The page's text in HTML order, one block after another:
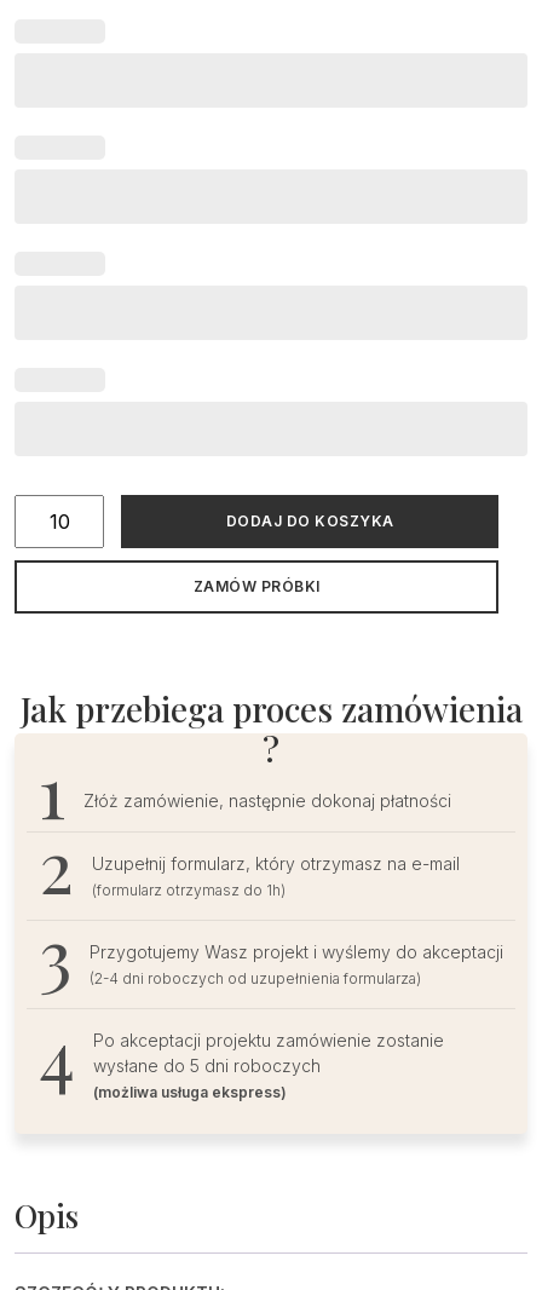
ilość
na
DODAJ DO KOSZYKA
ZAMÓW PRÓBKI
Jak przebiega proces zamówienia
?
Złóż zamówienie, następnie dokonaj płatności
Uzupełnij formularz, który otrzymasz na e-mail
(formularz otrzymasz do 1h)
Przygotujemy Wasz projekt i wyślemy do akceptacji
(2-4 dni roboczych od uzupełnienia formularza)
Po akceptacji projektu zamówienie zostanie
wysłane do 5 dni roboczych
(możliwa usługa ekspress)
Opis